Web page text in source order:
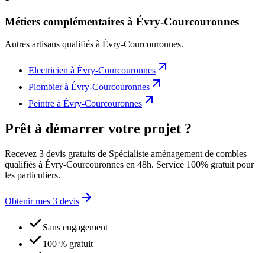
Métiers complémentaires à Évry-Courcouronnes
Autres artisans qualifiés à Évry-Courcouronnes.
Electricien à Évry-Courcouronnes
Plombierà Évry-Courcouronnes
Peintre à Évry-Courcouronnes
Prêt à démarrer votre projet ?
Recevez 3 devis gratuits de Spécialiste aménagement de combles
qualifiés à Évry-Courcouronnes en 48h. Service 100% gratuit pour
les particuliers.
Obtenir mes 3 devis
Sans engagement
100 % gratuit